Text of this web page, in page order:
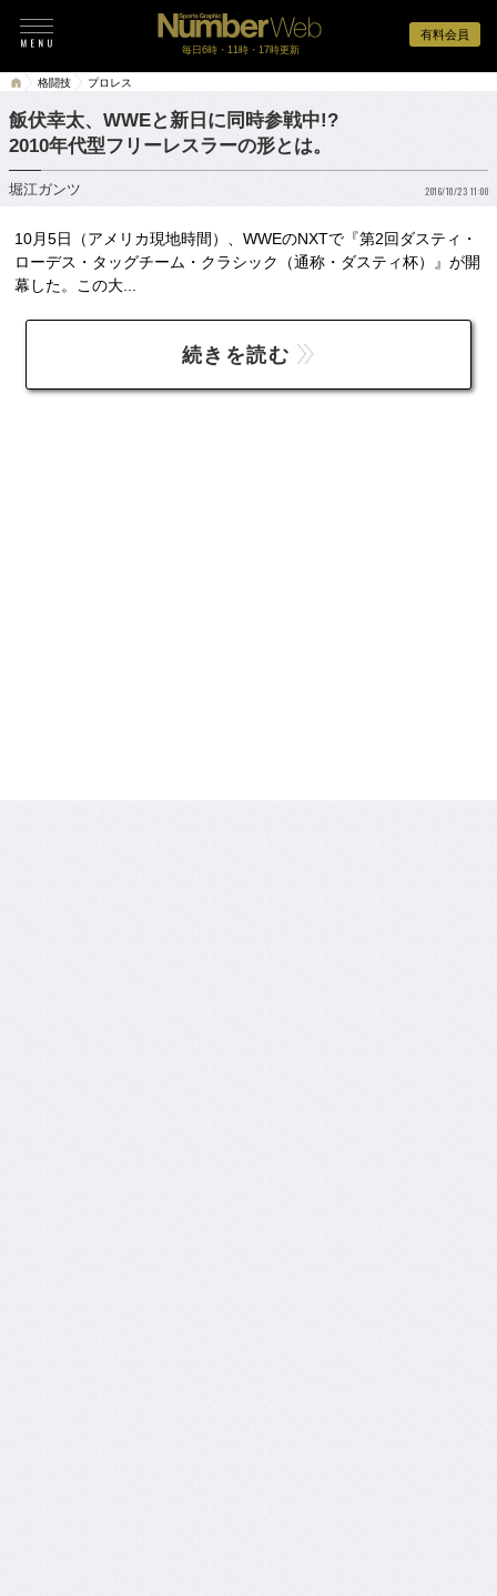
有料会員
毎日6時・11時・17時更新
格闘技 プロレス
飯伏幸太、WWEと新日に同時参戦中!?
2010年代型フリーレスラーの形とは。
堀江ガンツ 2016/10/23 11:00
10月5日（アメリカ現地時間）、WWEのNXTで『第2回ダスティ・
ローデス・タッグチーム・クラシック（通称・ダスティ杯）』が開
幕した。この大...
続きを読む